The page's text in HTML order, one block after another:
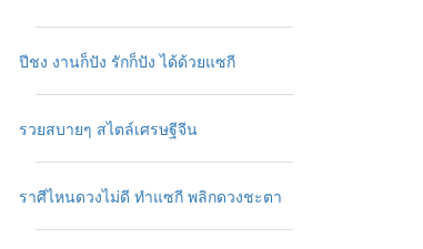
ปีชง งานก็ปัง รักก็ปัง ได้ด้วยแซกี
รวยสบายๆ สไตล์เศรษฐีจีน
ราศีไหนดวงไม่ดี ทำแซกี พลิกดวงชะตา